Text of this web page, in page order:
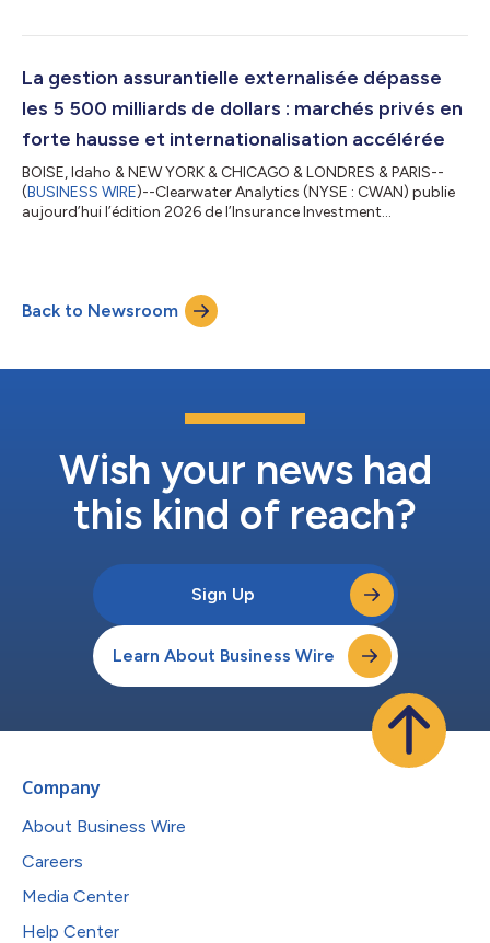
montant d’environ 8,4 milliards de dollars. Cette opération a
de Temasek. Suite à la finalisation de cette acquisition, les
actions ordinaires de catég...
La gestion assurantielle externalisée dépasse
les 5 500 milliards de dollars : marchés privés en
forte hausse et internationalisation accélérée
BOISE, Idaho & NEW YORK & CHICAGO & LONDRES & PARIS--
(BUSINESS WIRE)--Clearwater Analytics (NYSE : CWAN) publie
aujourd’hui l’édition 2026 de l’Insurance Investment
gestion, en hausse de 23 % sur un an et de 65 % depuis 2021.
Elle couvre également 1 800 milliards de dollars d’assets under
advisement (AUA) auprès de 12...
Back to Newsroom
Wish your news had
this kind of reach?
Sign Up
Learn About Business Wire
Company
About Business Wire
Careers
Media Center
Help Center